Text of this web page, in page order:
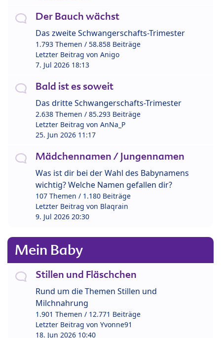
Der Bauch wächst
Das zweite Schwangerschafts-Trimester
1.793 Themen / 58.858 Beiträge
Letzter Beitrag von Anigo
7. Jul 2026 18:13
Bald ist es soweit
Das dritte Schwangerschafts-Trimester
2.638 Themen / 85.293 Beiträge
Letzter Beitrag von AnNa_P
25. Jun 2026 11:17
Mädchennamen / Jungennamen
Was ist dir bei der Wahl des Babynamens
wichtig? Welche Namen gefallen dir?
107 Themen / 1.180 Beiträge
Letzter Beitrag von Blaqrain
9. Jul 2026 20:30
Mein Baby
Stillen und Fläschchen
Rund um die Themen Stillen und
Milchnahrung
1.901 Themen / 12.771 Beiträge
Letzter Beitrag von Yvonne91
18. Jun 2026 10:40